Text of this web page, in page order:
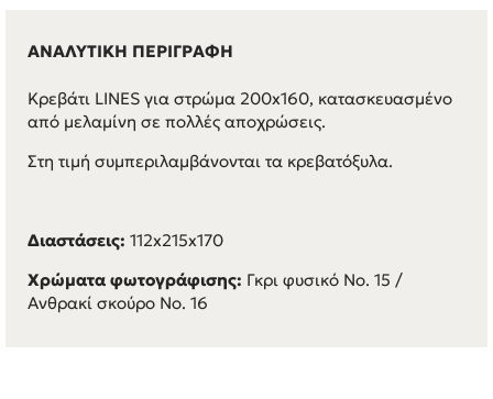
ΑΝΑΛΥΤΙΚΗ ΠΕΡΙΓΡΑΦΗ
Κρεβάτι LINES για στρώμα 200x160, κατασκευασμένο
από μελαμίνη σε πολλές αποχρώσεις.
Στη τιμή συμπεριλαμβάνονται τα κρεβατόξυλα.
Διαστάσεις: 112x215x170
Χρώματα φωτογράφισης: Γκρι φυσικό Νο. 15 /
Ανθρακί σκούρο Νο. 16